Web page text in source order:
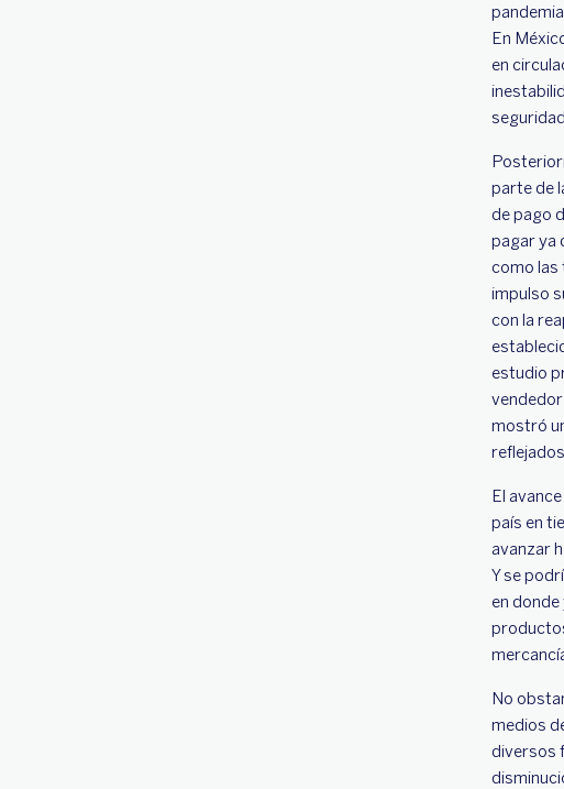
En
en
parte de
de pago
pagar ya
como las
impulso
con la
estudio
mostró
El
país en
avanzar
Y se
en
No
medios
diversos